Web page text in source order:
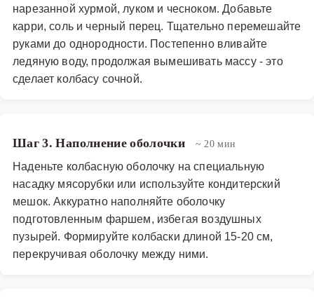
домашнюю колбасу с хурмой и карри рекомендуется с
овощным гарниром, зеленью или соусом на основе
йогурта. Это блюдо станет украшением праздничного
стола или изысканным угощением для семейного
магазинным аналогам, так как вы контролируете
качество каждого ингредиента. Экспериментируйте с
пропорциями специй и добавок, чтобы создать свой
signature рецепт!
Основные блюда Мясные блюда
нарезанной хурмой, луком и чесноком. Добавьте
карри, соль и черный перец. Тщательно перемешайте
руками до однородности. Постепенно вливайте
ледяную воду, продолжая вымешивать массу - это
сделает колбасу сочной.
Шаг 3. Наполнение оболочки ~ 20 мин
Наденьте колбасную оболочку на специальную
насадку мясорубки или используйте кондитерский
мешок. Аккуратно наполняйте оболочку
подготовленным фаршем, избегая воздушных
пузырей. Формируйте колбаски длиной 15-20 см,
перекручивая оболочку между ними.